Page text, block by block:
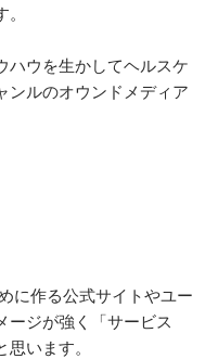
ハウを生かしてヘルスケ
ンルのオウンドメディア
に作る公式サイトやユー
ージが強く「サービス
います。